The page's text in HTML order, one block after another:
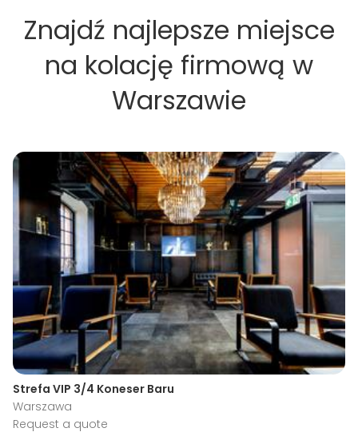
Znajdź najlepsze miejsce
na kolację firmową w
Warszawie
Strefa VIP 3/4 Koneser Baru
Warszawa
Request a quote